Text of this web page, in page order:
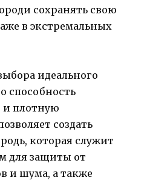
сохранять свою
в экстремальных
идеального
способность
и плотную
создать
которая служит
для защиты от
и шума, а также